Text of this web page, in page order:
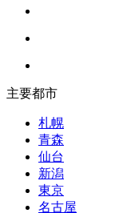
主要都市
札幌
青森
仙台
新潟
東京
名古屋